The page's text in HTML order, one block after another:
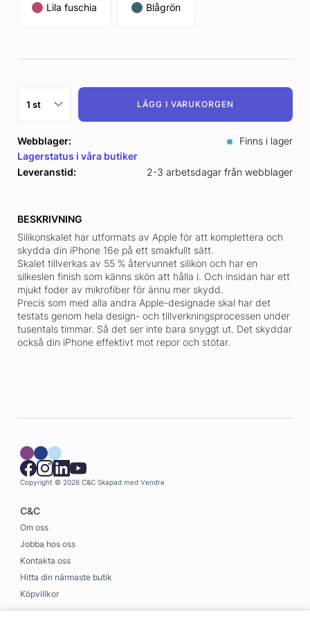
Lila fuschia Blågrön
LÄGG I VARUKORGEN
Webblager:
Finns i lager
Lagerstatus i våra butiker
Leveranstid:
2-3 arbetsdagar från webblager
BESKRIVNING
Silikonskalet har utformats av Apple för att komplettera och
skydda din iPhone 16e på ett smakfullt sätt.
Skalet tillverkas av 55 % återvunnet silikon och har en
silkeslen finish som känns skön att hålla i. Och insidan har ett
mjukt foder av mikrofiber för ännu mer skydd.
Precis som med alla andra Apple-designade skal har det
testats genom hela design- och tillverkningsprocessen under
tusentals timmar. Så det ser inte bara snyggt ut. Det skyddar
också din iPhone effektivt mot repor och stötar.
Copyright © 2026 C&C Skapad med Vendre
C&C
Om oss
Jobba hos oss
Kontakta oss
Hitta din närmaste butik
Köpvillkor